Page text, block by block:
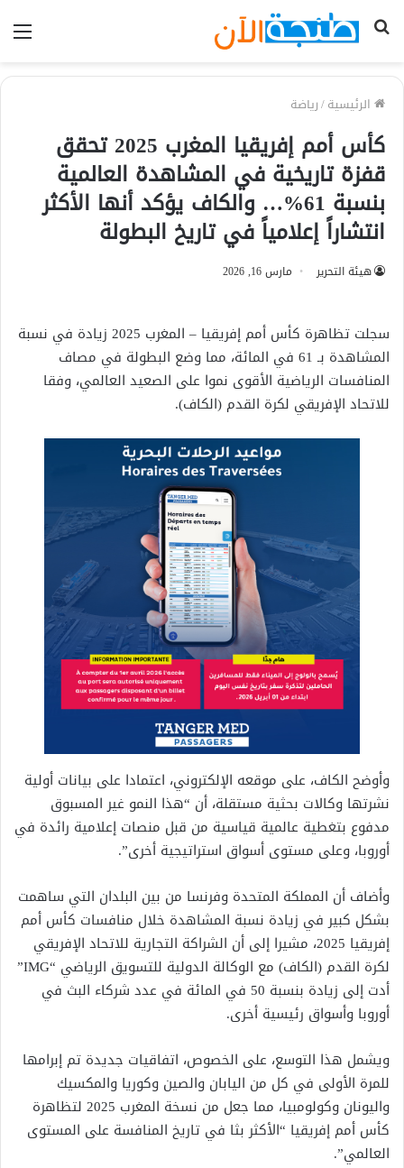
بحث
الرئيسية/رياضة
كأس أمم إفريقيا المغرب 2025 تحقق
قفزة تاريخية في المشاهدة العالمية
بنسبة 61%… والكاف يؤكد أنها الأكثر
انتشاراً إعلامياً في تاريخ البطولة
هيئة التحرير مارس 16, 2026
سجلت تظاهرة كأس أمم إفريقيا – المغرب 2025 زيادة في نسبة
المشاهدة بـ 61 في المائة، مما وضع البطولة في مصاف
المنافسات الرياضية الأقوى نموا على الصعيد العالمي، وفقا
للاتحاد الإفريقي لكرة القدم (الكاف).
وأوضح الكاف، على موقعه الإلكتروني، اعتمادا على بيانات أولية
نشرتها وكالات بحثية مستقلة، أن “هذا النمو غير المسبوق
مدفوع بتغطية عالمية قياسية من قبل منصات إعلامية رائدة في
أوروبا، وعلى مستوى أسواق استراتيجية أخرى”.
وأضاف أن المملكة المتحدة وفرنسا من بين البلدان التي ساهمت
بشكل كبير في زيادة نسبة المشاهدة خلال منافسات كأس أمم
إفريقيا 2025، مشيرا إلى أن الشراكة التجارية للاتحاد الإفريقي
لكرة القدم (الكاف) مع الوكالة الدولية للتسويق الرياضي “IMG”
أدت إلى زيادة بنسبة 50 في المائة في عدد شركاء البث في
أوروبا وأسواق رئيسية أخرى.
ويشمل هذا التوسع، على الخصوص، اتفاقيات جديدة تم إبرامها
للمرة الأولى في كل من اليابان والصين وكوريا والمكسيك
واليونان وكولومبيا، مما جعل من نسخة المغرب 2025 لتظاهرة
كأس أمم إفريقيا “الأكثر بثا في تاريخ المنافسة على المستوى
العالمي”.